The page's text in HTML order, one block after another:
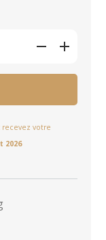
recevez votre
2026